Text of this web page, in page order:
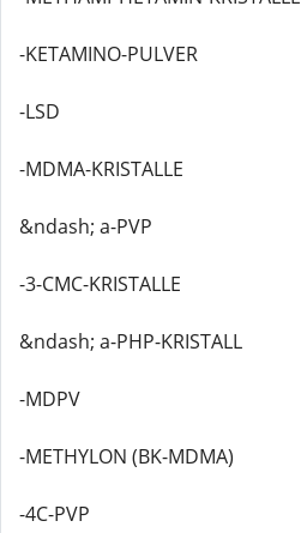
-KETAMINO-PULVER
-LSD
-MDMA-KRISTALLE
&ndash; a-PVP
-3-CMC-KRISTALLE
&ndash; a-PHP-KRISTALL
-MDPV
-METHYLON (BK-MDMA)
-4C-PVP